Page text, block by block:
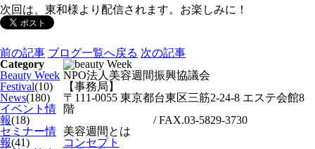
次回は、東和様より配信されます。お楽しみに！
前の記事 ブログ一覧へ戻る 次の記事
Category
Beauty Week
Festival(10)
News(180)
イベント情
報(18)
セミナー情
報(41)
NPO法人美容週間振興協議会
【事務局】
〒111-0055 東京都台東区三筋2-24-8 エステ会館8
階
/ FAX.03-5829-3730
美容週間とは
コンセプト